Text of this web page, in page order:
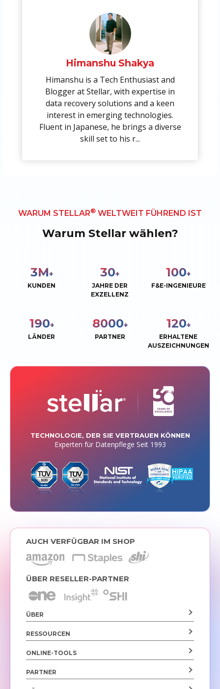
Himanshu Shakya
Himanshu is a Tech Enthusiast and
Blogger at Stellar, with expertise in
data recovery solutions and a keen
interest in emerging technologies.
Fluent in Japanese, he brings a diverse
skill set to his r...
WARUM STELLAR® WELTWEIT FÜHREND IST
Warum Stellar wählen?
3M+
KUNDEN
30+
JAHRE DER
EXZELLENZ
100+
F&E-INGENIEURE
190+
LÄNDER
8000+
PARTNER
120+
ERHALTENE
AUSZEICHNUNGEN
TECHNOLOGIE, DER SIE VERTRAUEN KÖNNEN
Experten für Datenpflege Seit 1993
AUCH VERFÜGBAR IM SHOP
ÜBER RESELLER-PARTNER
ÜBER
RESSOURCEN
ONLINE-TOOLS
PARTNER